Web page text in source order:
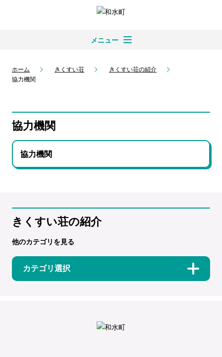
メニュー
ホーム きくすい荘
きくすい荘の紹介
協力機関
協力機関
協力機関
きくすい荘の紹介
他のカテゴリを見る
カテゴリ選択